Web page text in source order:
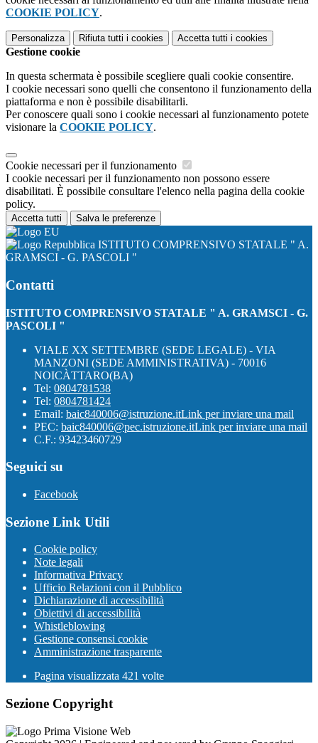
COOKIE POLICY.
Personalizza Rifiuta tutti i cookies Accetta tutti i cookies
Gestione cookie
In questa schermata è possibile scegliere quali cookie consentire.
I cookie necessari sono quelli che consentono il funzionamento della
piattaforma e non è possibile disabilitarli.
Per conoscere quali sono i cookie necessari al funzionamento potete
visionare la COOKIE POLICY.
Cookie necessari per il funzionamento
I cookie necessari per il funzionamento non possono essere
disabilitati. È possibile consultare l'elenco nella pagina della cookie
policy.
Accetta tutti Salva le preferenze
ISTITUTO COMPRENSIVO STATALE " A.
GRAMSCI - G. PASCOLI "
Contatti
ISTITUTO COMPRENSIVO STATALE " A. GRAMSCI - G.
PASCOLI "
VIALE XX SETTEMBRE (SEDE LEGALE) - VIA
MANZONI (SEDE AMMINISTRATIVA) - 70016
NOICÀTTARO(BA)
Tel: 0804781538
Tel: 0804781424
Email: baic840006@istruzione.itLink per inviare una mail
PEC: baic840006@pec.istruzione.itLink per inviare una mail
C.F.: 93423460729
Seguici su
Facebook
Sezione Link Utili
Cookie policy
Note legali
Informativa Privacy
Ufficio Relazioni con il Pubblico
Dichiarazione di accessibilità
Obiettivi di accessibilità
Whistleblowing
Gestione consensi cookie
Amministrazione trasparente
Pagina visualizzata 421 volte
Sezione Copyright